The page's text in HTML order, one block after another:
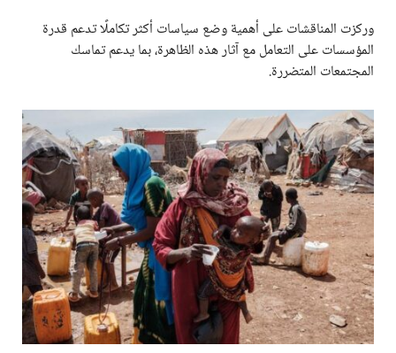
وركزت المناقشات على أهمية وضع سياسات أكثر تكاملًا تدعم قدرة
المؤسسات على التعامل مع آثار هذه الظاهرة، بما يدعم تماسك
المجتمعات المتضررة.